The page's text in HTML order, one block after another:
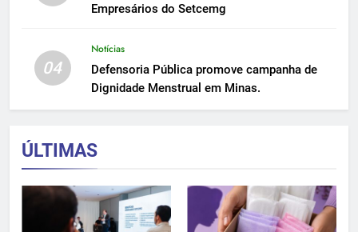
Empresários do Setcemg
04
Notícias
Defensoria Pública promove campanha de
Dignidade Menstrual em Minas.
ÚLTIMAS